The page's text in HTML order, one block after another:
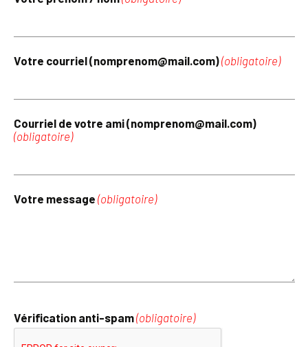
Votre courriel (nomprenom@mail.com)(obligatoire)
Courriel de votre ami (nomprenom@mail.com)
(obligatoire)
Votre message (obligatoire)
Vérification anti-spam(obligatoire)